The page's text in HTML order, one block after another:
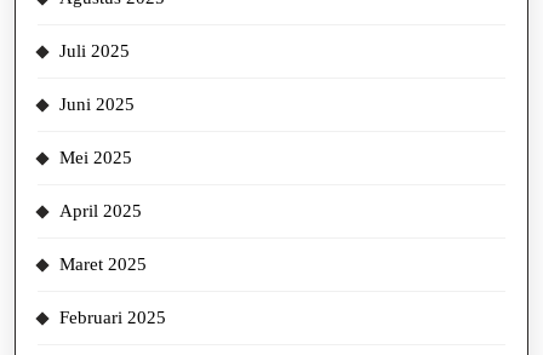
Juli 2025
Juni 2025
Mei 2025
April 2025
Maret 2025
Februari 2025